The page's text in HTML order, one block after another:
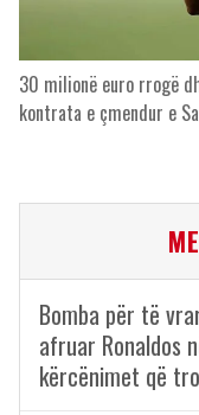
30 milionë euro rrogë
kontrata e çmendur e
Bomba për të
afruar Ronaldos
kërcënimet që